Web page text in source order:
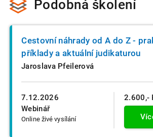
Podobná školení
7.12.2026
Webinář
Online živé vysílání
Cestovní náhrady od A do Z -
příklady a aktuální judikaturou
Jaroslava Pfeilerová
2.600,-